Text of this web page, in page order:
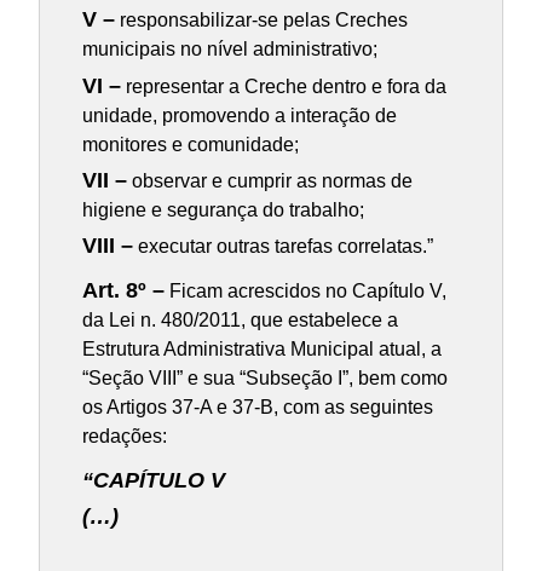
V – responsabilizar-se pelas Creches
municipais no nível administrativo;
VI – representar a Creche dentro e fora da
unidade, promovendo a interação de
monitores e comunidade;
VII – observar e cumprir as normas de
higiene e segurança do trabalho;
VIII – executar outras tarefas correlatas.”
Art. 8º – Ficam acrescidos no Capítulo V,
da Lei n. 480/2011, que estabelece a
Estrutura Administrativa Municipal atual, a
“Seção VIII” e sua “Subseção I”, bem como
os Artigos 37-A e 37-B, com as seguintes
redações:
“CAPÍTULO V
(…)